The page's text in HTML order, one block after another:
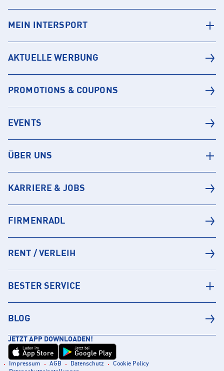
MEIN INTERSPORT
AKTUELLE WERBUNG
PROMOTIONS & COUPONS
EVENTS
ÜBER UNS
KARRIERE & JOBS
FIRMENRADL
RENT / VERLEIH
BESTER SERVICE
BLOG
JETZT APP DOWNLOADEN!
Laden im
App Store
Jetzt bei
Google Play
Impressum AGB Datenschutz
Cookie Policy